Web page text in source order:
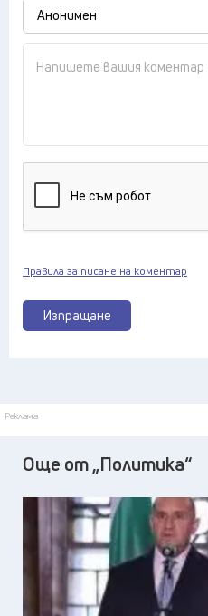
Изпращане
Правила за писане на коментар
Реклама
Още от „Политика“